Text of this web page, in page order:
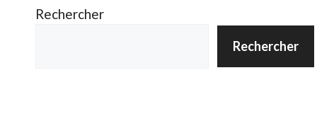
Rechercher
Rechercher